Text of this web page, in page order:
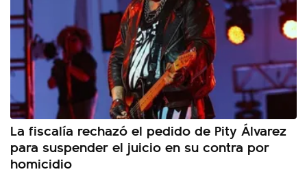
La fiscalía rechazó el pedido de Pity Álvarez
para suspender el juicio en su contra por
homicidio